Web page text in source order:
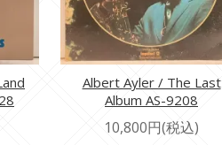
Albert Ayler / The Last
Album AS-9208
10,800円(税込)